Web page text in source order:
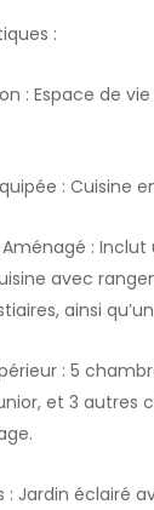
:
: Espace de
: Cuisine
Aménagé :
avec
ainsi
: 5
et 3 autres
: Jardin éclairé